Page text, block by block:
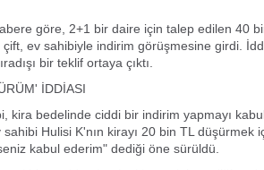
göre, 2+1 bir daire için talep edilen 40
ev sahibiyle indirim görüşmesine girdi.
bir teklif ortaya çıktı.
İDDİASI
kira bedelinde ciddi bir indirim yapmayı
Hulisi K'nın kirayı 20 bin TL düşürmek
kabul ederim" dediği öne sürüldü.